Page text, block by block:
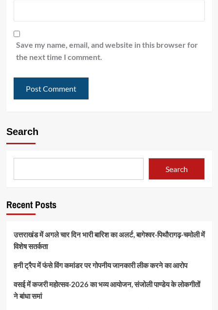
Save my name, email, and website in this browser for
the next time I comment.
Search
Search
Recent Posts
उत्तराखंड में अगले चार दिन भारी बारिश का अलर्ट, बागेश्वर-पिथौरागढ़-चमोली में
विशेष सतर्कता
हनी ट्रैप में फंसे विंग कमांडर पर गोपनीय जानकारी लीक करने का आरोप
वसई में कजरी महोत्सव-2026 का भव्य आयोजन, संजोली पाण्डेय के लोकगीतों
ने बांधा समां